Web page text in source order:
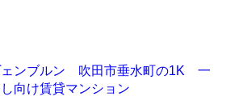
ェンブルン 吹田市垂水町の1K 一
向け賃貸マンション